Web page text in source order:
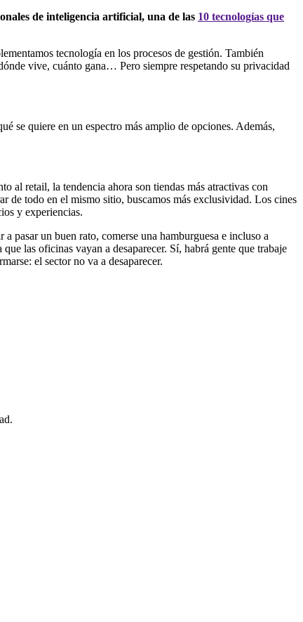
de inteligencia artificial, una de las 10 tecnologías que
tecnología en los procesos de gestión. También
vive, cuánto gana… Pero siempre respetando su privacidad
se quiere en un espectro más amplio de opciones. Además,
al retail, la tendencia ahora son tiendas más atractivas con
de todo en el mismo sitio, buscamos más exclusividad. Los cines
y experiencias.
pasar un buen rato, comerse una hamburguesa e incluso a
las oficinas vayan a desaparecer. Sí, habrá gente que trabaje
el sector no va a desaparecer.